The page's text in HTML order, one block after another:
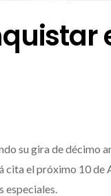
su gira de décimo
cita el próximo 10